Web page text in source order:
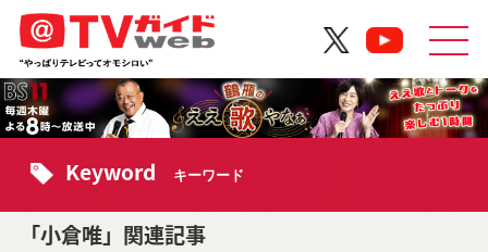
Keyword キーワード
「小倉唯」関連記事